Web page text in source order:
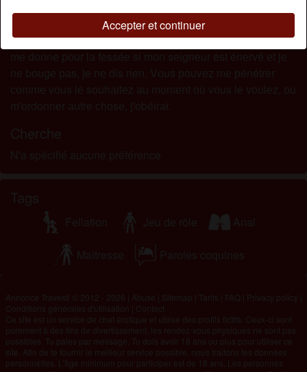
Accepter et continuer
аnсіеn mаîtrе еst раrtі роur sоn jоb lоіn d'ісі еn mе lаіssаnt
sеulе. Jе suіs drеsséе еt hаbіtuéе à êtrе commandée. Jе